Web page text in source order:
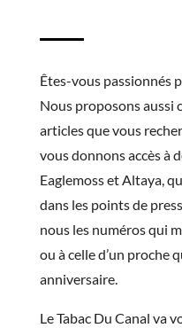
Êtes-vous passionnés
Nous proposons aussi
articles que vous
vous donnons accès à
Eaglemoss et Altaya,
dans les points de
nous les numéros qui
ou à celle d’un proche
anniversaire.
Le Tabac Du Canal va